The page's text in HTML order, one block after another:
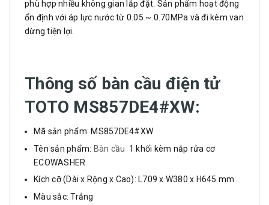
phù hợp nhiều không gian lắp đặt. Sản phẩm hoạt động
ổn định với áp lực nước từ 0.05 ~ 0.70MPa và đi kèm van
dừng tiện lợi.
Thông số bàn cầu điện tử
TOTO MS857DE4#XW:
Mã sản phẩm: MS857DE4#XW
Tên sản phẩm: Bàn cầu 1 khối kèm nắp rửa cơ
ECOWASHER
Kích cỡ (Dài x Rộng x Cao): L709 x W380 x H645 mm
Màu sắc: Trắng